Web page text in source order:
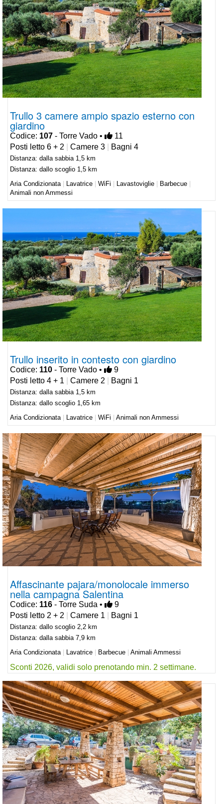
Trullo 3 camere ampio spazio esterno con
giardino
Codice: 107 - Torre Vado •
11
Posti letto 6 + 2
Camere 3 Bagni 4
Distanza: dalla sabbia 1,5 km
Distanza: dallo scoglio 1,5 km
Aria Condizionata
Lavatrice WiFi Lavastoviglie Barbecue
Animali non Ammessi
Trullo inserito in contesto con giardino
Codice: 110 - Torre Vado •
9
Posti letto 4 + 1
Camere 2 Bagni 1
Distanza: dalla sabbia 1,5 km
Distanza: dallo scoglio 1,65 km
Aria Condizionata
Lavatrice WiFi Animali non Ammessi
Affascinante pajara/monolocale immerso
nella campagna Salentina
Codice: 116 - Torre Suda •
9
Posti letto 2 + 2
Camere 1 Bagni 1
Distanza: dallo scoglio 2,2 km
Distanza: dalla sabbia 7,9 km
Aria Condizionata
Lavatrice Barbecue Animali Ammessi
Sconti 2026, validi solo prenotando min. 2 settimane.